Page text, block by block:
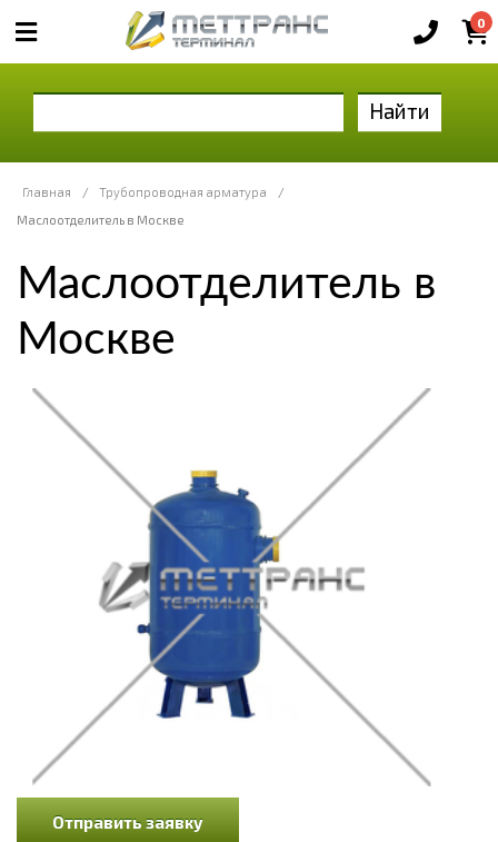
0
Найти
Главная / Трубопроводная арматура
/
Маслоотделитель в Москве
Маслоотделитель в
Москве
Отправить заявку